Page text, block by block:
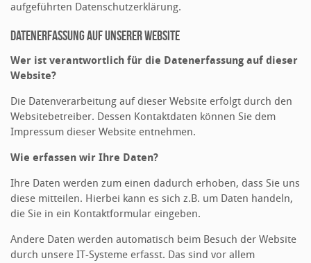
aufgeführten Datenschutzerklärung.
Datenerfassung auf unserer Website
Wer ist verantwortlich für die Datenerfassung auf dieser
Website?
Die Datenverarbeitung auf dieser Website erfolgt durch den
Websitebetreiber. Dessen Kontaktdaten können Sie dem
Impressum dieser Website entnehmen.
Wie erfassen wir Ihre Daten?
Ihre Daten werden zum einen dadurch erhoben, dass Sie uns
diese mitteilen. Hierbei kann es sich z.B. um Daten handeln,
die Sie in ein Kontaktformular eingeben.
Andere Daten werden automatisch beim Besuch der Website
durch unsere IT-Systeme erfasst. Das sind vor allem